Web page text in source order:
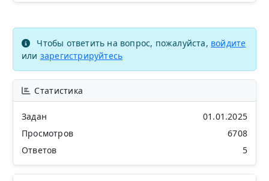
Чтобы ответить на вопрос, пожалуйста, войдите
или зарегистрируйтесь
Статистика
Задан
01.01.2025
Просмотров
6708
Ответов
5